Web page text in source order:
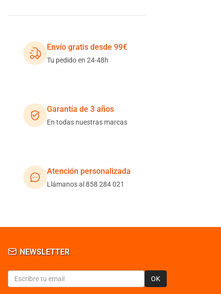
Envío gratis desde 99€
Tu pedido en 24-48h
Garantía de 3 años
En todas nuestras marcas
Atención personalizada
Llámanos al 858 284 021
NEWSLETTER
OK